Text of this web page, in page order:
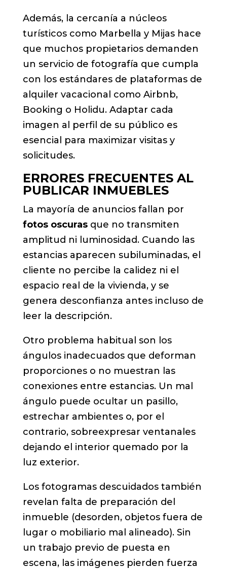
Además, la cercanía a núcleos
turísticos como Marbella y Mijas hace
que muchos propietarios demanden
un servicio de fotografía que cumpla
con los estándares de plataformas de
alquiler vacacional como Airbnb,
Booking o Holidu. Adaptar cada
imagen al perfil de su público es
esencial para maximizar visitas y
solicitudes.
ERRORES FRECUENTES AL
PUBLICAR INMUEBLES
La mayoría de anuncios fallan por
fotos oscurasque no transmiten
amplitud ni luminosidad. Cuando las
estancias aparecen subiluminadas, el
cliente no percibe la calidez ni el
espacio real de la vivienda, y se
genera desconfianza antes incluso de
leer la descripción.
Otro problema habitual son los
ángulos inadecuados que deforman
proporciones o no muestran las
conexiones entre estancias. Un mal
ángulo puede ocultar un pasillo,
estrechar ambientes o, por el
contrario, sobreexpresar ventanales
dejando el interior quemado por la
luz exterior.
Los fotogramas descuidados también
revelan falta de preparación del
inmueble (desorden, objetos fuera de
lugar o mobiliario mal alineado). Sin
un trabajo previo de puesta en
escena, las imágenes pierden fuerza